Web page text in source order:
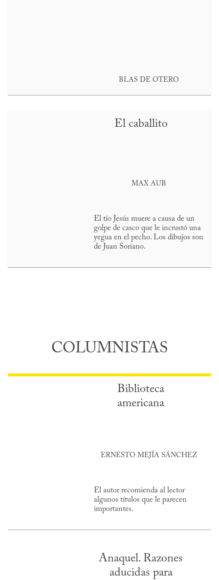
BLAS DE OTERO
El caballito
MAX AUB
El tío Jesús muere a causa de un
golpe de casco que le incrustó una
yegua en el pecho. Los dibujos son
de Juan Soriano.
COLUMNISTAS
Biblioteca
americana
ERNESTO MEJÍA SÁNCHEZ
El autor recomienda al lector
algunos títulos que le parecen
importantes.
Anaquel. Razones
aducidas para